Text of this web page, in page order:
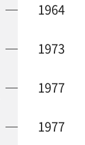
1964
1973
1977
1977